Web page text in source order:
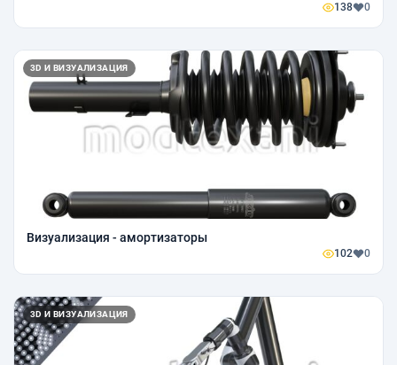
138 0
3D И ВИЗУАЛИЗАЦИЯ
Визуализация - амортизаторы
102 0
3D И ВИЗУАЛИЗАЦИЯ